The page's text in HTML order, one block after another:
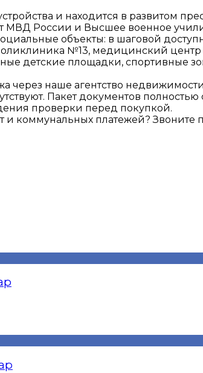
и находится в развитом
МВД России и Высшее военное
объекты: в шаговой
№13, медицинский
детские площадки, спортивные
через наше агентство
Пакет документов
проверки перед покупкой.
коммунальных платежей? Звоните